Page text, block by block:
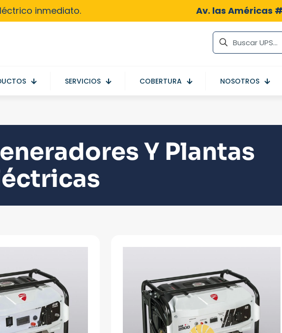
inmediato. Av. las Américas
SERVICIOS COBERTURA NOSOTROS
Y Plantas